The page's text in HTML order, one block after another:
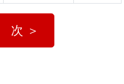
次 ＞